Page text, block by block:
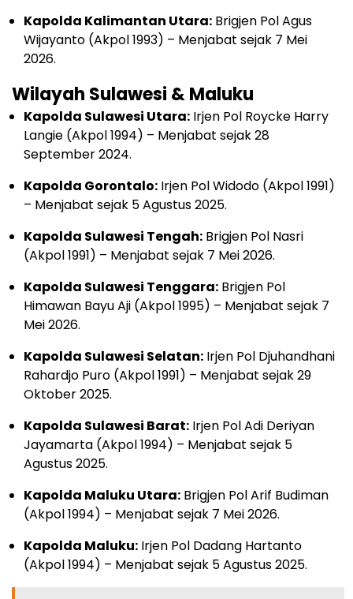
Kapolda Kalimantan Utara: Brigjen Pol Agus
Wijayanto (Akpol 1993) – Menjabat sejak 7 Mei
2026.
Wilayah Sulawesi & Maluku
Kapolda Sulawesi Utara: Irjen Pol Roycke Harry
Langie (Akpol 1994) – Menjabat sejak 28
September 2024.
Kapolda Gorontalo: Irjen Pol Widodo (Akpol 1991)
– Menjabat sejak 5 Agustus 2025.
Kapolda Sulawesi Tengah: Brigjen Pol Nasri
(Akpol 1991) – Menjabat sejak 7 Mei 2026.
Kapolda Sulawesi Tenggara: Brigjen Pol
Himawan Bayu Aji (Akpol 1995) – Menjabat sejak 7
Mei 2026.
Kapolda Sulawesi Selatan: Irjen Pol Djuhandhani
Rahardjo Puro (Akpol 1991) – Menjabat sejak 29
Oktober 2025.
Kapolda Sulawesi Barat: Irjen Pol Adi Deriyan
Jayamarta (Akpol 1994) – Menjabat sejak 5
Agustus 2025.
Kapolda Maluku Utara: Brigjen Pol Arif Budiman
(Akpol 1994) – Menjabat sejak 7 Mei 2026.
Kapolda Maluku: Irjen Pol Dadang Hartanto
(Akpol 1994) – Menjabat sejak 5 Agustus 2025.